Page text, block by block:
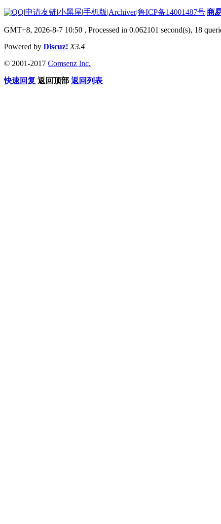
|申请友链|小黑屋|手机版|Archiver|鲁ICP备14001487号|商
GMT+8, 2026-8-7 10:50 , Processed in 0.062101 second(s), 18
Powered by Discuz! X3.4
© 2001-2017 Comsenz Inc.
快速回复 返回顶部 返回列表